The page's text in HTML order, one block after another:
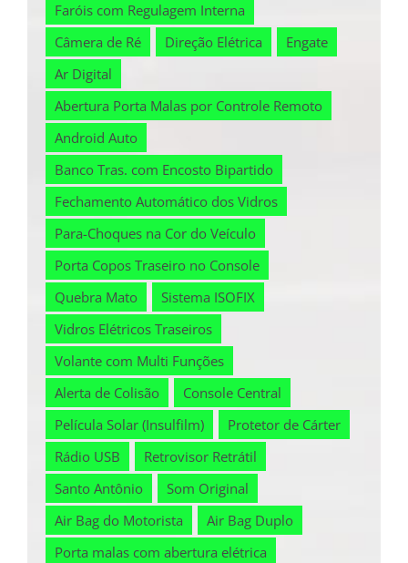
Faróis com Regulagem Interna
Câmera de Ré
Direção Elétrica
Engate
Ar Digital
Abertura Porta Malas por Controle Remoto
Android Auto
Banco Tras. com Encosto Bipartido
Fechamento Automático dos Vidros
Para-Choques na Cor do Veículo
Porta Copos Traseiro no Console
Quebra Mato
Sistema ISOFIX
Vidros Elétricos Traseiros
Volante com Multi Funções
Alerta de Colisão
Console Central
Película Solar (Insulfilm)
Protetor de Cárter
Rádio USB
Retrovisor Retrátil
Santo Antônio
Som Original
Air Bag do Motorista
Air Bag Duplo
Porta malas com abertura elétrica